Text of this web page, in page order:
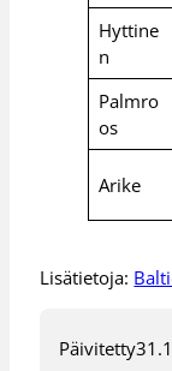
Hyttine
n
Palmro
os
Arike
Lisätietoja:
Päivitetty